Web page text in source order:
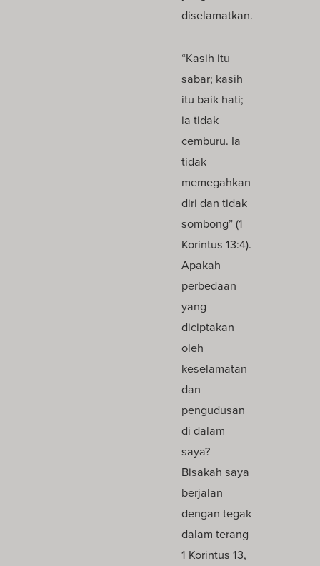
diselamatkan.
“Kasih itu
sabar; kasih
itu baik hati;
ia tidak
cemburu. Ia
tidak
memegahkan
diri dan tidak
sombong” (1
Korintus 13:4).
Apakah
perbedaan
yang
diciptakan
oleh
keselamatan
dan
pengudusan
di dalam
saya?
Bisakah saya
berjalan
dengan tegak
dalam terang
1 Korintus 13,